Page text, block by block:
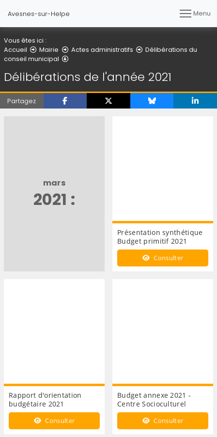
Avesnes-sur-Helpe Menu
Vous êtes ici :
Accueil
Mairie Actes administratifs
Délibérations du
conseil municipal
Délibérations de l'année 2021
Partagez
mars
2021 :
Présentation synthétique
Budget primitif 2021
Consulter
Rapport d'orientation
budgétaire 2021
Consulter
Budget annexe 2021 -
Centre Socioculturel
Consulter